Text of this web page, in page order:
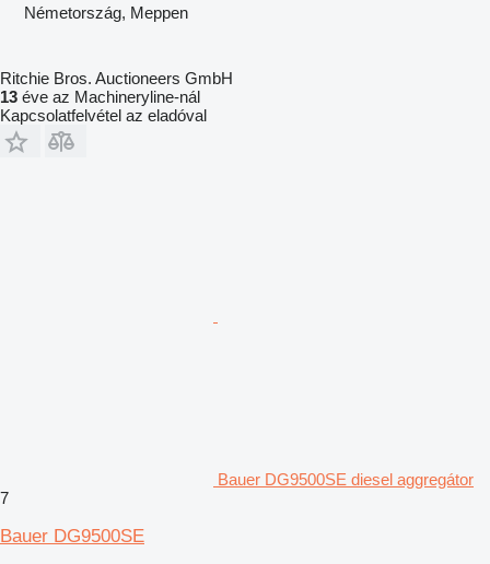
Németország, Meppen
Ritchie Bros. Auctioneers GmbH
13 éve az Machineryline-nál
Kapcsolatfelvétel az eladóval
Bauer DG9500SE diesel aggregátor
7
Bauer DG9500SE